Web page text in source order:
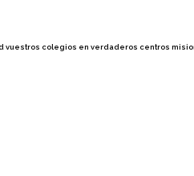
vuestros colegios en verdaderos centros